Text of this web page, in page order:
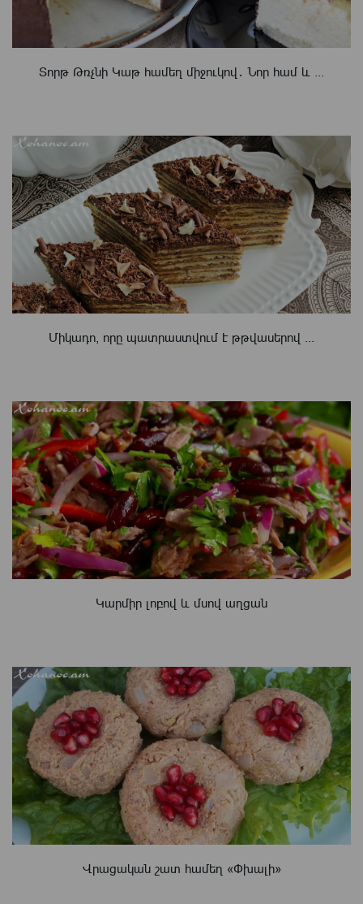
Տորթ Թռչնի Կաթ համեղ միջուկով․ Նոր համ և ...
Միկադո, որը պատրաստվում է թթվասերով ...
Կարմիր լոբով և մսով աղցան
Վրացական շատ համեղ «Փխալի»